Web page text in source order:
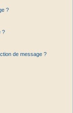
?
?
de message ?